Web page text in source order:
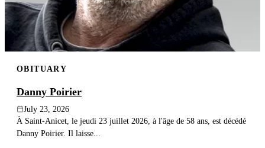
OBITUARY
Danny Poirier
July 23, 2026
À Saint-Anicet, le jeudi 23 juillet 2026, à l'âge de 58 ans, est décédé
Danny Poirier. Il laisse...